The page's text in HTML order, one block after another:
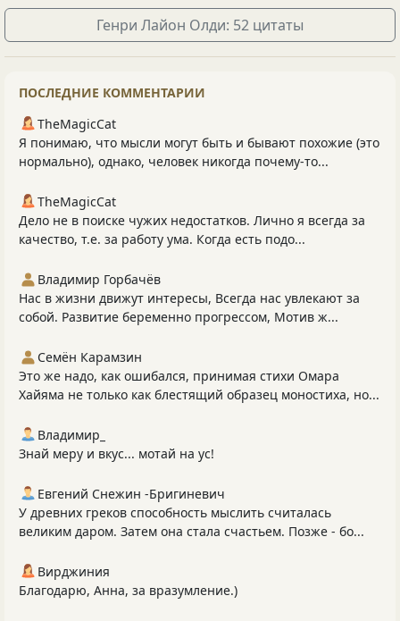
Генри Лайон Олди: 52 цитаты
ПОСЛЕДНИЕ КОММЕНТАРИИ
TheMagicCat
Я понимаю, что мысли могут быть и бывают похожие (это
нормально), однако, человек никогда почему-то...
TheMagicCat
Дело не в поиске чужих недостатков. Лично я всегда за
качество, т.е. за работу ума. Когда есть подо...
Владимир Горбачёв
Нас в жизни движут интересы, Всегда нас увлекают за
собой. Развитие беременно прогрессом, Мотив ж...
Семён Карамзин
Это же надо, как ошибался, принимая стихи Омара
Хайяма не только как блестящий образец моностиха, но...
Владимир_
Знай меру и вкус... мотай на ус!
Евгений Снежин -Бригиневич
У древних греков способность мыслить считалась
великим даром. Затем она стала счастьем. Позже - бо...
Вирджиния
Благодарю, Анна, за вразумление.)